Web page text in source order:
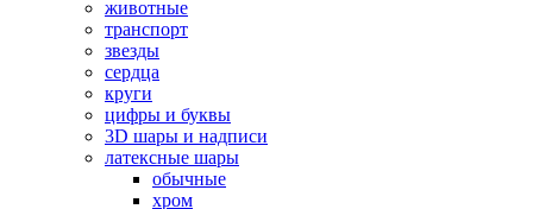
животные
транспорт
звезды
сердца
круги
цифры и буквы
3D шары и надписи
латексные шары
обычные
хром